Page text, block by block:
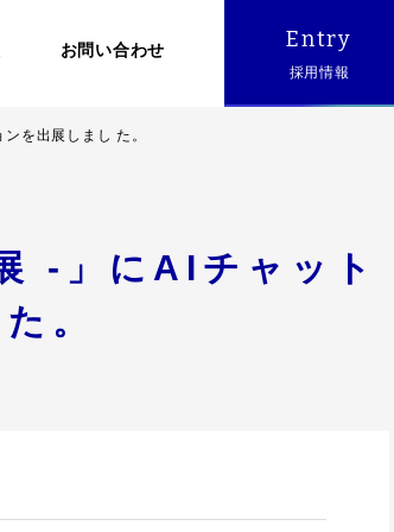
お問い合わせ Entry
採用情報
を出展しまし た。
-」にAIチャット
。